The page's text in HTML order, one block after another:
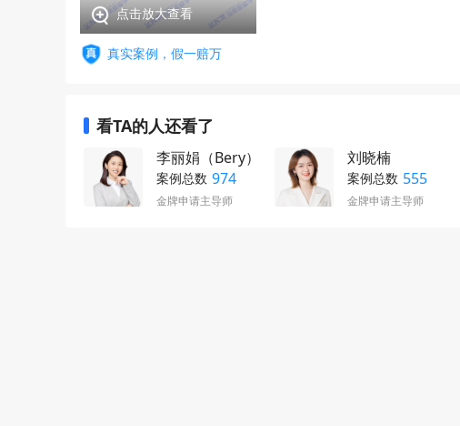
点击放大查看
真实案例，假一赔万
看TA的人还看了
李丽娟（Bery）
案例总数 974
金牌申请主导师
刘晓楠
案例总数 555
金牌申请主导师